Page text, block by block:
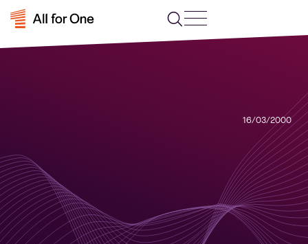
16/03/2000